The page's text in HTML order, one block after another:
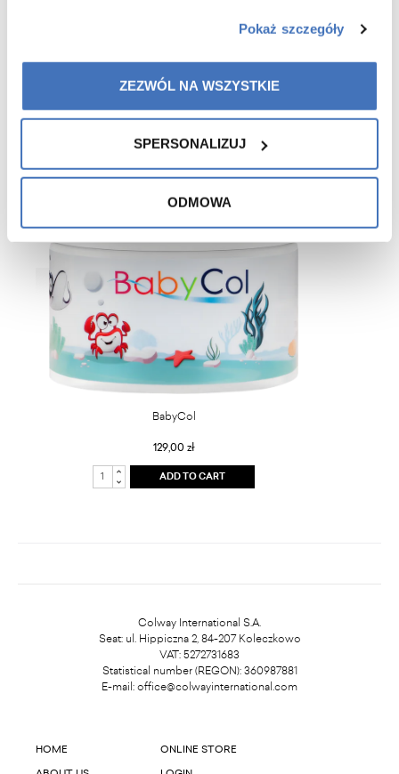
Pokaż szczegóły
ZEZWÓL NA WSZYSTKIE
SPERSONALIZUJ
ODMOWA
Recommended for you
BabyCol
129,00 zł
ADD TO CART
Colway International S.A.
Seat: ul. Hippiczna 2, 84-207 Koleczkowo
VAT: 5272731683
Statistical number (REGON): 360987881
E-mail: office@colwayinternational.com
HOME ONLINE STORE